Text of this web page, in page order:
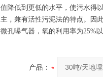
值降低到更低的水平，使污水得
主，兼有活性污泥法的特点。因
微孔曝气器，氧的利用率为25%
产品：